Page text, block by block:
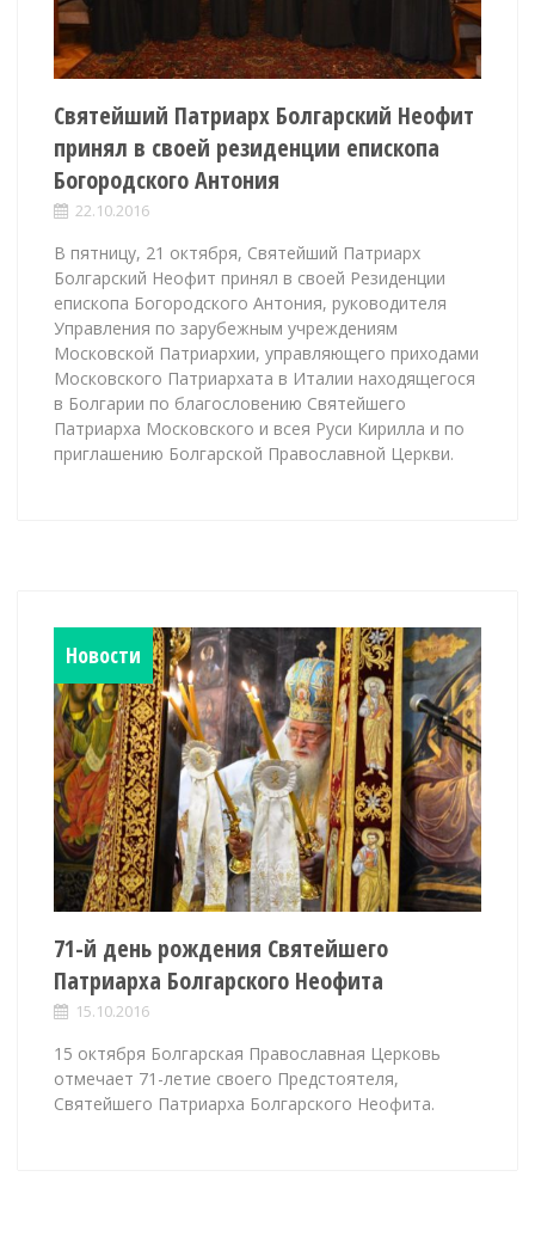
Святейший Патриарх Болгарский Неофит
принял в своей резиденции епископа
Богородского Антония
22.10.2016
В пятницу, 21 октября, Святейший Патриарх
Болгарский Неофит принял в своей Резиденции
епископа Богородского Антония, руководителя
Управления по зарубежным учреждениям
Московской Патриархии, управляющего приходами
Московского Патриархата в Италии находящегося
в Болгарии по благословению Святейшего
Патриарха Московского и всея Руси Кирилла и по
приглашению Болгарской Православной Церкви.
Новости
71-й день рождения Святейшего
Патриарха Болгарского Неофита
15.10.2016
15 октября Болгарская Православная Церковь
отмечает 71-летие своего Предстоятеля,
Святейшего Патриарха Болгарского Неофита.